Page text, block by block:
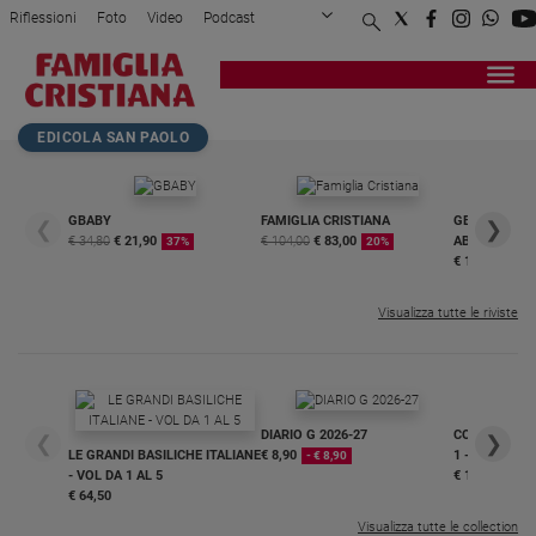
Attualità
Italia
Cronaca
Mondo
Economia
Interviste
Papa
Riflessioni Foto Video Podcast
Privacy Policy Chi siamo
Registrati Redazione
Home page>Chiesa>Maria e il Creato, ecco ...
EDICOLA SAN PAOLO
❮
GBABY
€ 34,80 € 21,90 37%
FAMIGLIA CRISTIANA
€ 104,00 € 83,00 20%
GBABY
€ 16,99
❯
Visualizza tutte le riviste
❮
LE GRANDI BASILICHE ITALIANE
- VOL DA 1 AL 5
€ 64,50
DIARIO G 2026-27
€ 8,90
- € 8,90
COLLANA
1 - 2
€ 18,50
❯
Visualizza tutte le collection